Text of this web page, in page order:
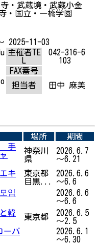
・武蔵境・武藏小金
・国立・一橋学園
2025-11-03
主催者TE
042-316-6
103
FAX番号
担当者
田中 麻美
場所
期間
手
神奈川
県
2026.6.7
～6.21
キ
東京都
目黒...
2026.6.6
～6.6
임
2026.6.6
～6.6
韓
東京都
2026.6.5
～2.5
ーバ
2026.6.1
～6.30